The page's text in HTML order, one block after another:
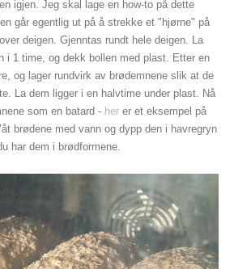
igjen. Jeg skal lage en how-to på dette
går egentlig ut på å strekke et "hjørne" på
deigen. Gjenntas rundt hele deigen. La
i 1 time, og dekk bollen med plast. Etter en
og lager rundvirk av brødemnene slik at de
La dem ligger i en halvtime under plast. Nå
som en batard - her er et eksempel på
brødene med vann og dypp den i havregryn
har dem i brødformene.